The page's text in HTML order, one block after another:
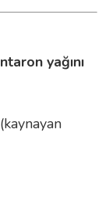
yağını
(kaynayan